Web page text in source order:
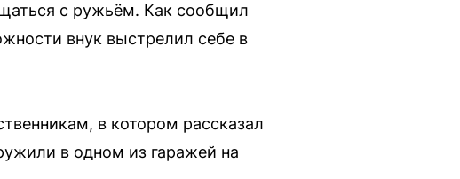
с ружьём. Как сообщил
внук выстрелил себе в
в котором рассказал
в одном из гаражей на